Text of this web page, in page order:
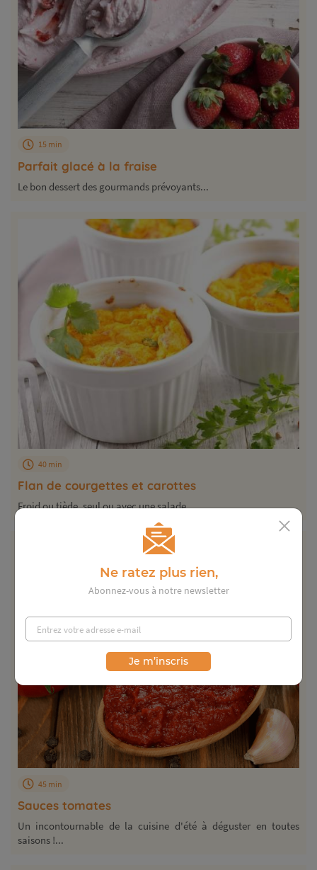
Parfait glacé à la fraise
15 min
Le bon dessert des gourmands prévoyants...
Flan de courgettes et carottes
40 min
Froid ou tiède, seul ou avec une salade...
Sauces tomates
45 min
Un incontournable de la cuisine d'été à déguster en toutes
saisons !...
Ne ratez plus rien,
Abonnez-vous à notre newsletter
Je m’inscris